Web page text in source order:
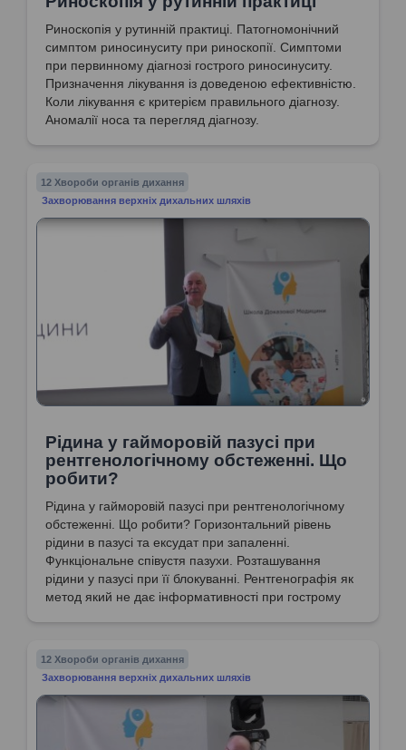
Риноскопія у рутинній практиці. Патогномонічний
симптом риносинуситу при риноскопії. Симптоми
при первинному діагнозі гострого риносинуситу.
Призначення лікування із доведеною ефективністю.
Коли лікування є критерієм правильного діагнозу.
Аномалії носа та перегляд діагнозу.
12 Хвороби органів дихання
Захворювання верхніх дихальних шляхів
Рідина у гайморовій пазусі при
рентгенологічному обстеженні. Що
робити?
Рідина у гайморовій пазусі при рентгенологічному
обстеженні. Що робити? Горизонтальний рівень
рідини в пазусі та ексудат при запаленні.
Функціональне співустя пазухи. Розташування
рідини у пазусі при її блокуванні. Рентгенографія як
метод який не дає інформативності при гострому
12 Хвороби органів дихання
Захворювання верхніх дихальних шляхів